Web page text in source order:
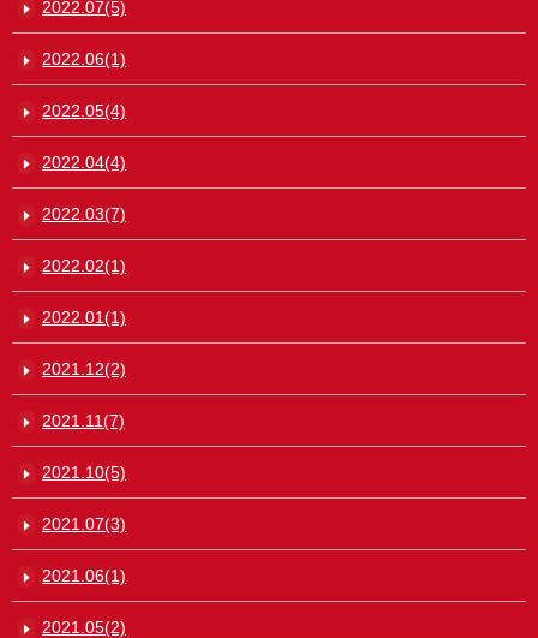
2022.07(5)
2022.06(1)
2022.05(4)
2022.04(4)
2022.03(7)
2022.02(1)
2022.01(1)
2021.12(2)
2021.11(7)
2021.10(5)
2021.07(3)
2021.06(1)
2021.05(2)